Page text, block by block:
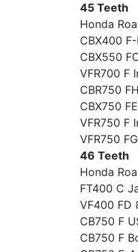
45 Teeth
Honda
CBX400
CBX550
VFR700 F
CBR750
CBX750
VFR750 F
VFR750
46 Teeth
Honda
FT400 C
VF400 FD
CB750 F
CB750 F